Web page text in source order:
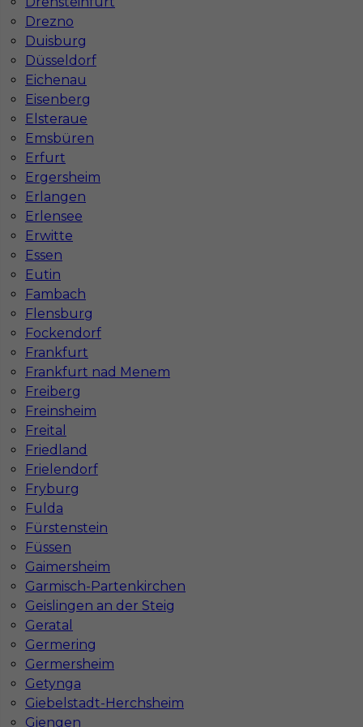
Drezno
Duisburg
Düsseldorf
Eichenau
Eisenberg
Elsteraue
Emsbüren
Erfurt
Ergersheim
Erlangen
Erlensee
Erwitte
Essen
Eutin
Fambach
Flensburg
Fockendorf
Frankfurt
Frankfurt nad Menem
Freiberg
Freinsheim
Freital
Friedland
Frielendorf
Fryburg
Fulda
Fürstenstein
Füssen
Gaimersheim
Garmisch-Partenkirchen
Geislingen an der Steig
Geratal
Germering
Germersheim
Getynga
Giebelstadt-Herchsheim
Giengen
Jakie kursy warto zrobić, aby praca za
granicą była lepiej płatna?
Czy praca w Niemczech bez języka jest
możliwa?
Mapa ofert pracy
Mapa kategorii
Informacje w sprawie pracy
Telefon:793-577-977
Dane firmy
In-Serv Team Sp. z o.o.
ul. Bóżnicza 15/6
61-751 Poznań, Polen
NIP: PL7831822725
KRS: 0000855600
REGON: 386807002